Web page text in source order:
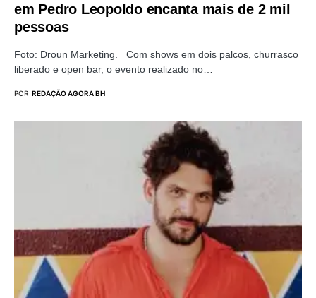
em Pedro Leopoldo encanta mais de 2 mil
pessoas
Foto: Droun Marketing. Com shows em dois palcos, churrasco
liberado e open bar, o evento realizado no…
POR REDAÇÃO AGORA BH